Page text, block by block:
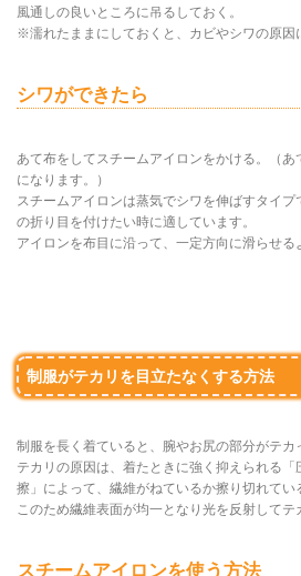
風通しの良いところに吊るしておく。
※濡れたままにしておくと、カビやシワの原因
シワができたら
あて布をしてスチームアイロンをかける。（
になります。）
スチームアイロンは蒸気でシワを伸ばすタイプ
の折り目を付けたい時に適しています。
アイロンを布目に沿って、一定方向に滑らせる
制服がテカリを目立たなくする方法
制服を長く着ていると、腕やお尻の部分がテカ
テカリの原因は、着たときに強く抑えられる
擦」によって、繊維がねているか擦り切れてい
このため繊維表面が均一となり光を反射してテ
スチームアイロンを使う方法